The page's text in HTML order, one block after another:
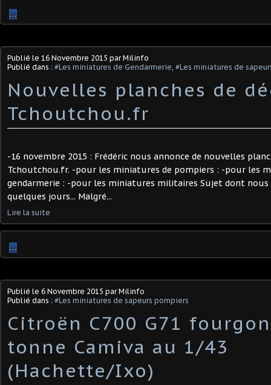
…
Publié le 16 Novembre 2015 par Milinfo
Publié dans : #Les miniatures de Gendarmerie, #Les miniatures de
Nouvelles planches de
Tchoutchou.fr
-16 novembre 2015 : Frédéric nous annonce de nouvelles
Tchoutchou.fr. -pour les miniatures de pompiers : -pour les
gendarmerie : -pour les miniatures militaires Sujet dont nous
quelques jours... Malgré...
Lire la suite
…
Publié le 6 Novembre 2015 par Milinfo
Publié dans : #Les miniatures de sapeurs pompiers
Citroën C700 G71
tonne Camiva au 1/43
(Hachette/Ixo)